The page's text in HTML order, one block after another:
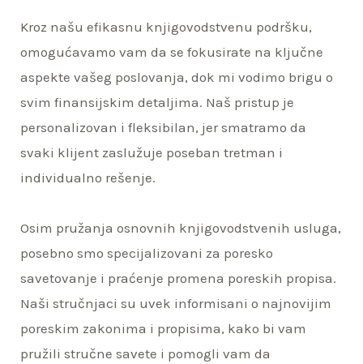
Kroz našu efikasnu knjigovodstvenu podršku,
omogućavamo vam da se fokusirate na ključne
aspekte vašeg poslovanja, dok mi vodimo brigu o
svim finansijskim detaljima. Naš pristup je
personalizovan i fleksibilan, jer smatramo da
svaki klijent zaslužuje poseban tretman i
individualno rešenje.
Osim pružanja osnovnih knjigovodstvenih usluga,
posebno smo specijalizovani za poresko
savetovanje i praćenje promena poreskih propisa.
Naši stručnjaci su uvek informisani o najnovijim
poreskim zakonima i propisima, kako bi vam
pružili stručne savete i pomogli vam da